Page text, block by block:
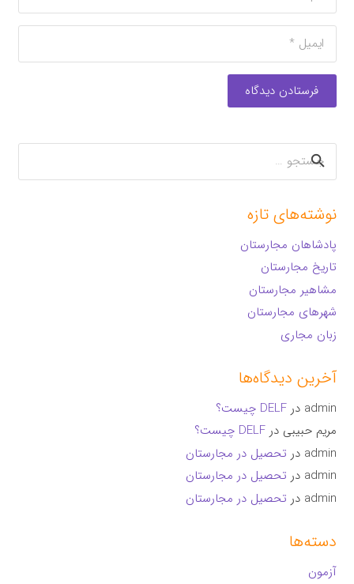
فرستادن دیدگاه
جستجو
برای:
نوشته‌های تازه
پادشاهان مجارستان
تاریخ مجارستان
مشاهیر مجارستان
شهرهای مجارستان
زبان مجاری
آخرین دیدگاه‌ها
admin درDELF چیست؟
مریم حبیبی درDELF چیست؟
admin در تحصیل در مجارستان
admin در تحصیل در مجارستان
admin در تحصیل در مجارستان
دسته‌ها
آزمون